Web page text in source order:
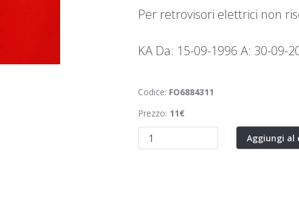
Per retrovisori elettrici non
KA Da: 15-09-1996 A: 30-09-
Codice: FO6884311
Prezzo: 11€
Aggiungi al